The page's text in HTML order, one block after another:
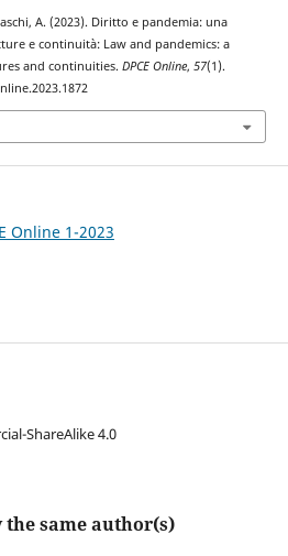
A. (2023). Diritto e pandemia: una
e continuità: Law and pandemics: a
and continuities. DPCE Online, 57(1).
Online 1-2023
ShareAlike 4.0
same author(s)